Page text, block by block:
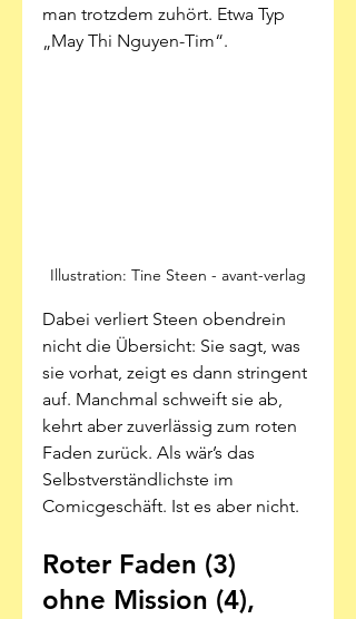
man trotzdem zuhört. Etwa Typ
„May Thi Nguyen-Tim“.
Illustration: Tine Steen - avant-verlag
Dabei verliert Steen obendrein
nicht die Übersicht: Sie sagt, was
sie vorhat, zeigt es dann stringent
auf. Manchmal schweift sie ab,
kehrt aber zuverlässig zum roten
Faden zurück. Als wär’s das
Selbstverständlichste im
Comicgeschäft. Ist es aber nicht.
Roter Faden (3)
ohne Mission (4),